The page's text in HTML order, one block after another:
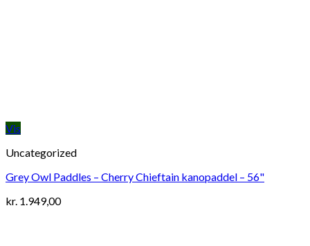
Vis
Uncategorized
Grey Owl Paddles – Cherry Chieftain kanopaddel – 56"
kr. 1.949,00